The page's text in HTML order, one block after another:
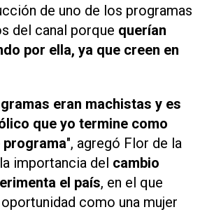
de uno de los programas
del canal porque querían
por ella, ya que creen en
eran machistas y es
que yo termine como
programa", agregó Flor de la
importancia del cambio
el país, en el que
como una mujer